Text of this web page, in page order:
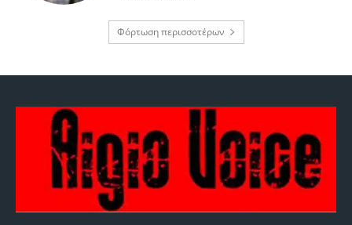
Φόρτωση περισσοτέρων